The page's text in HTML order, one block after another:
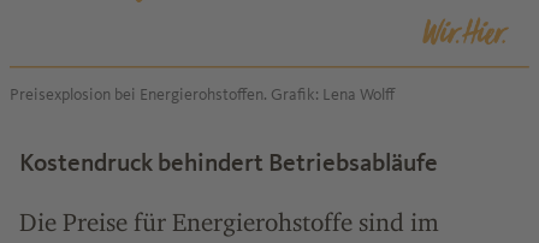
Preisexplosion bei Energierohstoffen. Grafik: Lena Wolff
Kostendruck behindert Betriebsabläufe
Die Preise für Energierohstoffe sind im